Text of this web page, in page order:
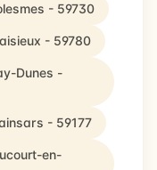
- 59730
- 59780
Dunes -
- 59177
en-